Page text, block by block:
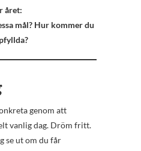
året:
mål? Hur kommer du
genom att
vanlig dag. Dröm fritt.
se ut om du får